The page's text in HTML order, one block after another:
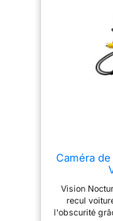
nocturnes et
stationnement
parkings
sombres ou sous
camera recul
comme de nuit
derrière le
limiter
morts. La
voiture améliore le
parfaitement aux
fourgons,
qu’aux
Caméra de
Vision
recul
l'obscurité